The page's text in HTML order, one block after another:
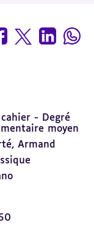
cahier - Degré
moyen
Armand